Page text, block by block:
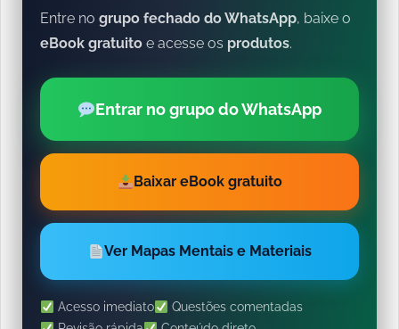
Entre no grupo fechado do WhatsApp, baixe o
eBook gratuito e acesse os produtos.
Entrar no grupo do WhatsApp
Baixar eBook gratuito
Ver Mapas Mentais e Materiais
Acesso imediato
Questões comentadas